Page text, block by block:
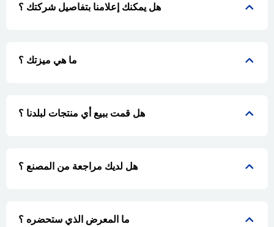
هل يمكنك إعلامنا بتفاصيل شركتك ؟
ما هي ميزتك ؟
هل قمت ببيع أي منتجات لبلدنا ؟
هل لديك مراجعة من المصنع ؟
ما المعرض الذي ستحضره ؟